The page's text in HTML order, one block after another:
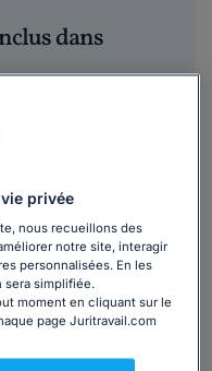
dans
travail : agissez
confiance
avis
consulté ce dossier
dossier
privée
nous recueillons des
notre site, interagir
personnalisées. En les
sera simplifiée.
moment en cliquant sur le
page Juritravail.com